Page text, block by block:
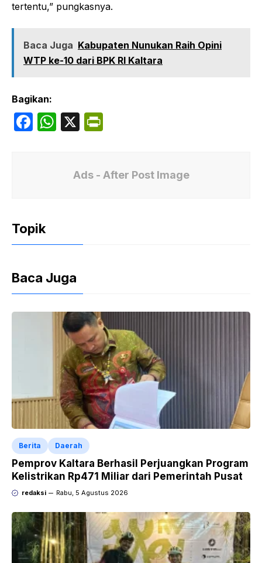
tertentu,” pungkasnya.
Baca Juga Kabupaten Nunukan Raih Opini
WTP ke-10 dari BPK RI Kaltara
Bagikan:
F
o
W X
Fr
Ads - After Post Image
Topik
Baca Juga
Berita Daerah
Pemprov Kaltara Berhasil Perjuangkan Program
Kelistrikan Rp471 Miliar dari Pemerintah Pusat
redaksi Rabu, 5 Agustus 2026